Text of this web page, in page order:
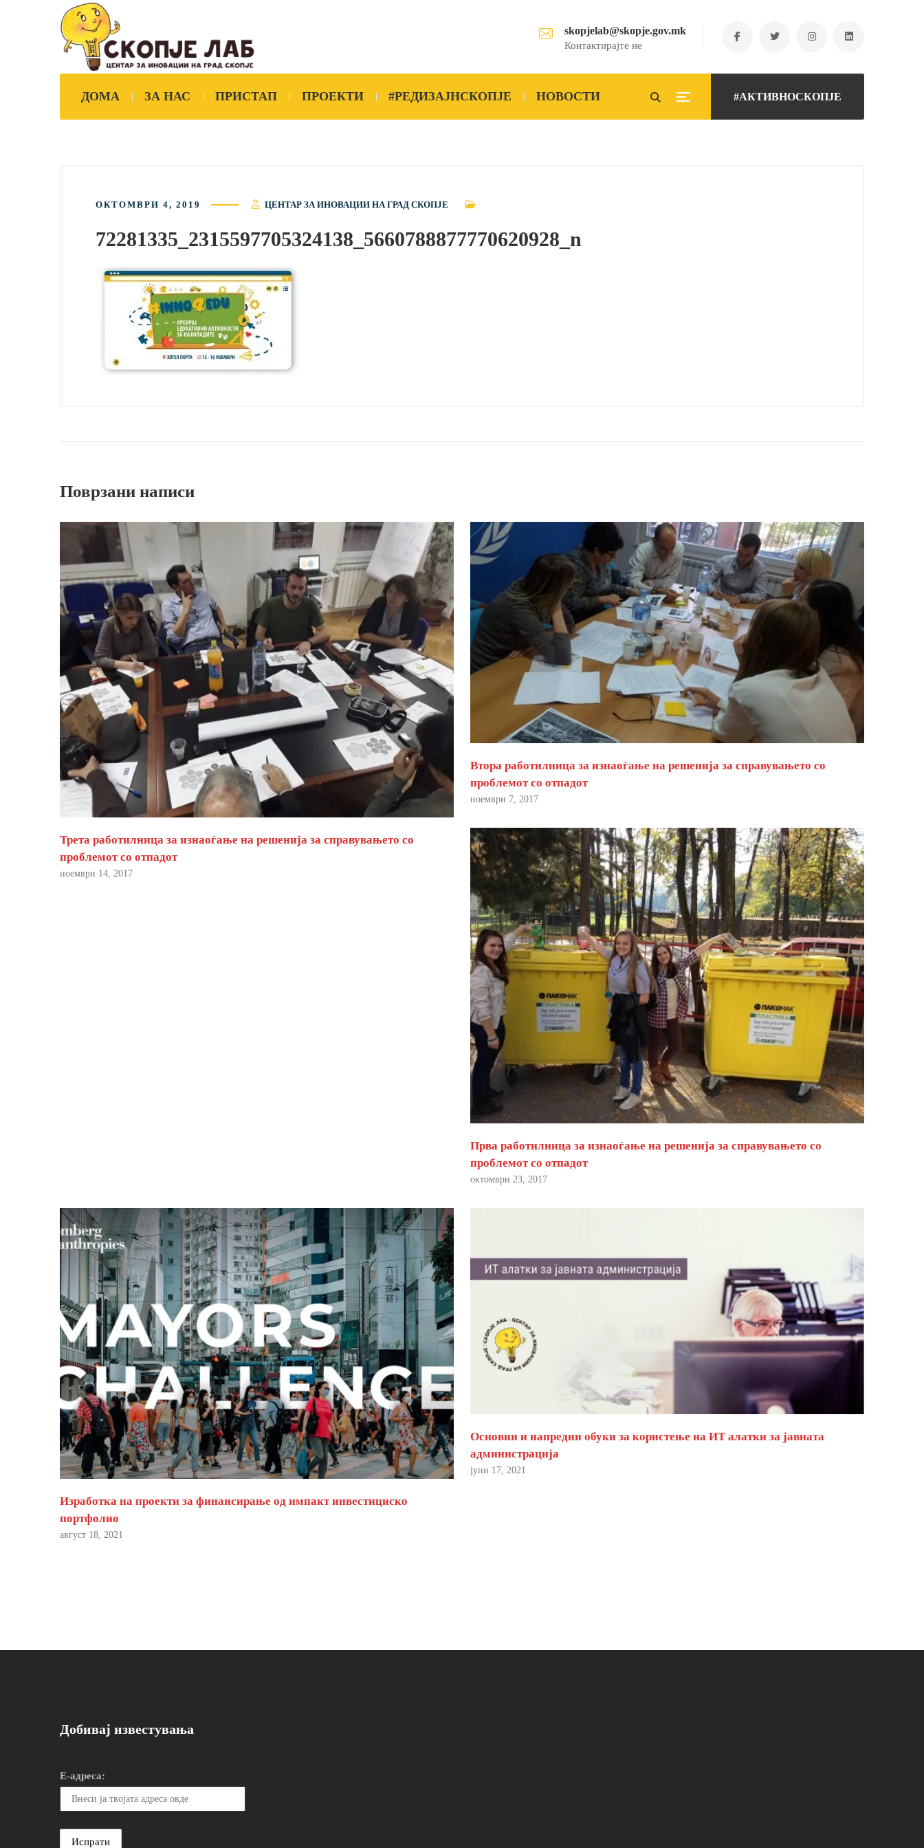
skopjelab@skopje.gov.mk
Контактирајте не
#АКТИВНОСКОПЈЕ
ДОМА ЗА НАС ПРИСТАП ПРОЕКТИ #РЕДИЗАЈНСКОПЈЕ НОВОСТИ
ОКТОМВРИ 4, 2019 ЦЕНТАР ЗА ИНОВАЦИИ НА ГРАД СКОПЈЕ
72281335_2315597705324138_5660788877770620928_n
Поврзани написи
Трета работилница за изнаоѓање на решенија за справувањето со
проблемот со отпадот
ноември 14, 2017
Втора работилница за изнаоѓање на решенија за справувањето со
проблемот со отпадот
ноември 7, 2017
Прва работилница за изнаоѓање на решенија за справувањето со
проблемот со отпадот
октомври 23, 2017
Изработка на проекти за финансирање од импакт инвестициско
портфолио
август 18, 2021
Основни и напредни обуки за користење на ИТ алатки за јавната
администрација
јуни 17, 2021
Добивај известувања
Е-адреса: